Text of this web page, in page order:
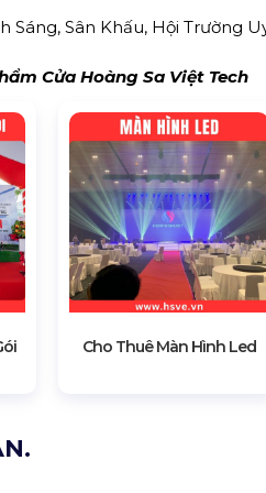
Sân Khấu, Hội Trường
Cửa Hoàng Sa Việt Tech
Cho Thuê Màn Hình Led